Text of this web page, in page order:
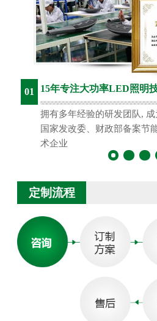
01 15年专注大功率LED照明
拥有多年经验的研发团队, 成
国家发改委、财政部备案节
术企业
定制流程